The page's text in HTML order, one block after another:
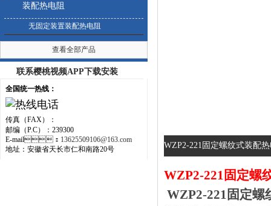
装配热电阻
无固定装置装配热电阻
查看全部产品
联系樱桃视频APP下载安装
全国统一热线：
传真（FAX）：
邮编（P.C）：239300
E-mail： 13625509106@163.com
地址：安徽省天长市仁和南路20号
WZP2-221固定螺纹式装配热电
WZP2-221固定螺
WZP2-221固定螺